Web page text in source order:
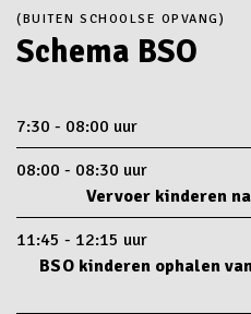
(BUITEN SCHOOLSE OPVANG)
Schema BSO
7:30 - 08:00 uur
08:00 - 08:30 uur
Vervoer kinderen
11:45 - 12:15 uur
BSO kinderen ophalen